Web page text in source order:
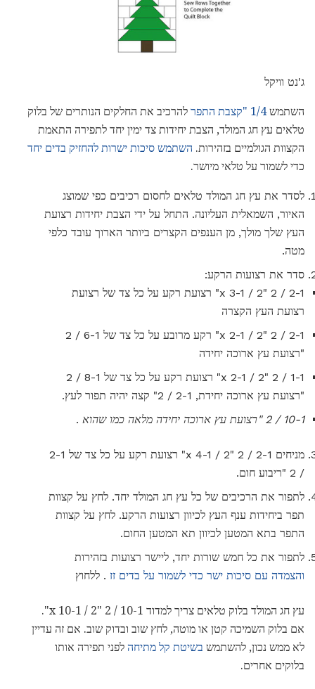
ג'נט וויקל
השתמש1/4 "קצבת התפר
להרכיב את החלקים הנותרים של בלוק
טלאים עץ חג המולד, הצבת יחידות צד ימין יחד לתפירה התאמת
הקצוות הגולמיים בזהירות. השתמש סיכות ישרות להחזיק בדים יחד
כדי לשמור על טלאי מיושר.
לסדר את עץ חג המולד טלאים לחסום רכיבים כפי שמוצג
האיור, השמאלית העליונה. התחל על ידי הצבת יחידות רצועת
העץ שלך מולך, מן הענפים הקצרים ביותר הארוך עובד כלפי
מטה.
סדר את רצועות הרקע:
2-1 / 2 "x 3-1 / 2" רצועת רקע על כל צד של רצועת
רצועת העץ הקצרה
2-1 / 2 "x 2-1 / 2" רקע מרובע על כל צד של 6-1 / 2
"רצועת עץ ארוכה יחידה
1-1 / 2 "x 2-1 / 2" רצועת רקע על כל צד של 8-1 / 2
"רצועת עץ ארוכה יחידת, 2-1 / 2" קצה יהיה תפור לעץ.
10-1 / 2 "רצועת עץ ארוכה יחידה מלאה כמו שהוא
.
מניחים 2-1 / 2 "x 4-1 / 2" רצועת רקע על כל צד של 2-1
/ 2 "ריבוע חום.
לתפור את הרכיבים של כל עץ חג המולד יחד. לחץ על קצוות
תפר ביחידות ענף העץ לכיוון רצועות הרקע. לחץ על קצוות
התפר בתא המטען לכיוון תא המטען החום.
לתפור את כל חמש שורות יחד, ליישר רצועות בזהירות
והצמדה עם סיכות ישר כדי לשמור על בדים זז . ללחוץ
עץ חג המולד בלוק טלאים צריך למדוד 10-1 / 2 "x 10-1 / 2".
אם בלוק השמיכה קטן או מוטה, לחץ שוב ובדוק שוב. אם זה עדיין
לא ממש נכון, להשתמש בשיטת קל מתיחה לפני תפירה אותו
בלוקים אחרים.